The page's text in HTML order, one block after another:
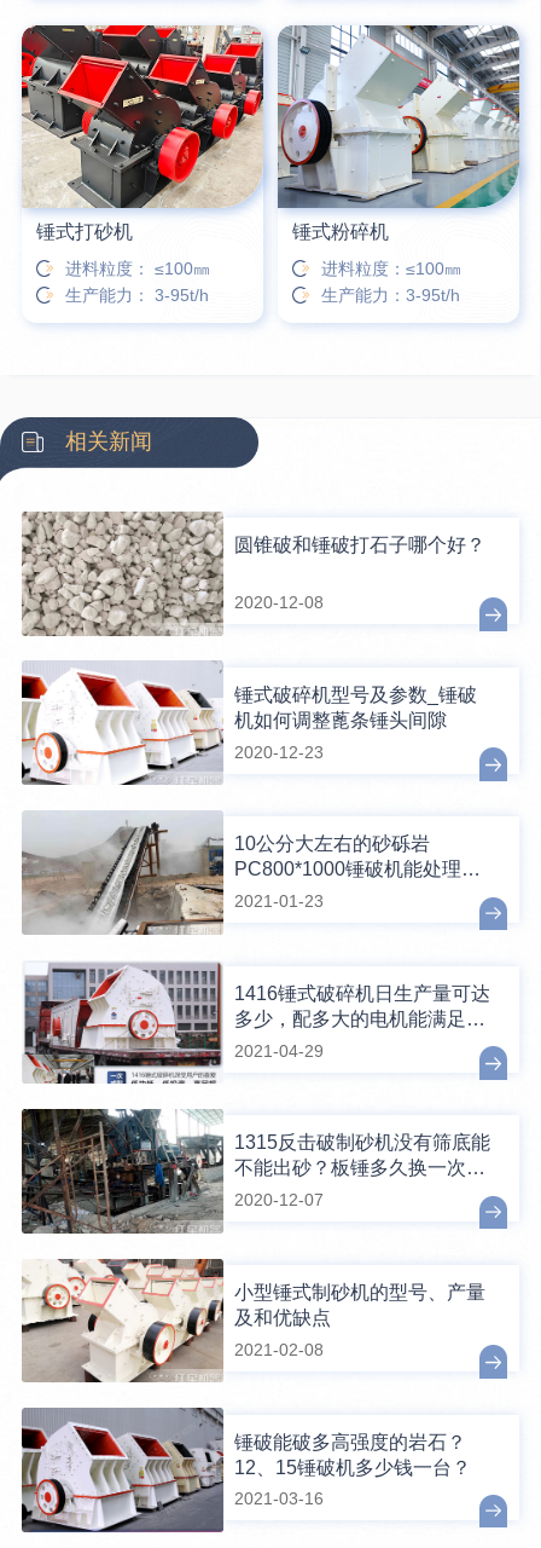
锤式打砂机
进料粒度： ≤100㎜
生产能力： 3-95t/h
锤式粉碎机
进料粒度：≤100㎜
生产能力：3-95t/h
相关新闻
圆锥破和锤破打石子哪个好？
2020-12-08
锤式破碎机型号及参数_锤破
机如何调整蓖条锤头间隙
2020-12-23
10公分大左右的砂砾岩
PC800*1000锤破机能处理
吗？
2021-01-23
1416锤式破碎机日生产量可达
多少，配多大的电机能满足破
碎生产需要？
2021-04-29
1315反击破制砂机没有筛底能
不能出砂？板锤多久换一次？
怎么安装？
2020-12-07
小型锤式制砂机的型号、产量
及和优缺点
2021-02-08
锤破能破多高强度的岩石？
12、15锤破机多少钱一台？
2021-03-16